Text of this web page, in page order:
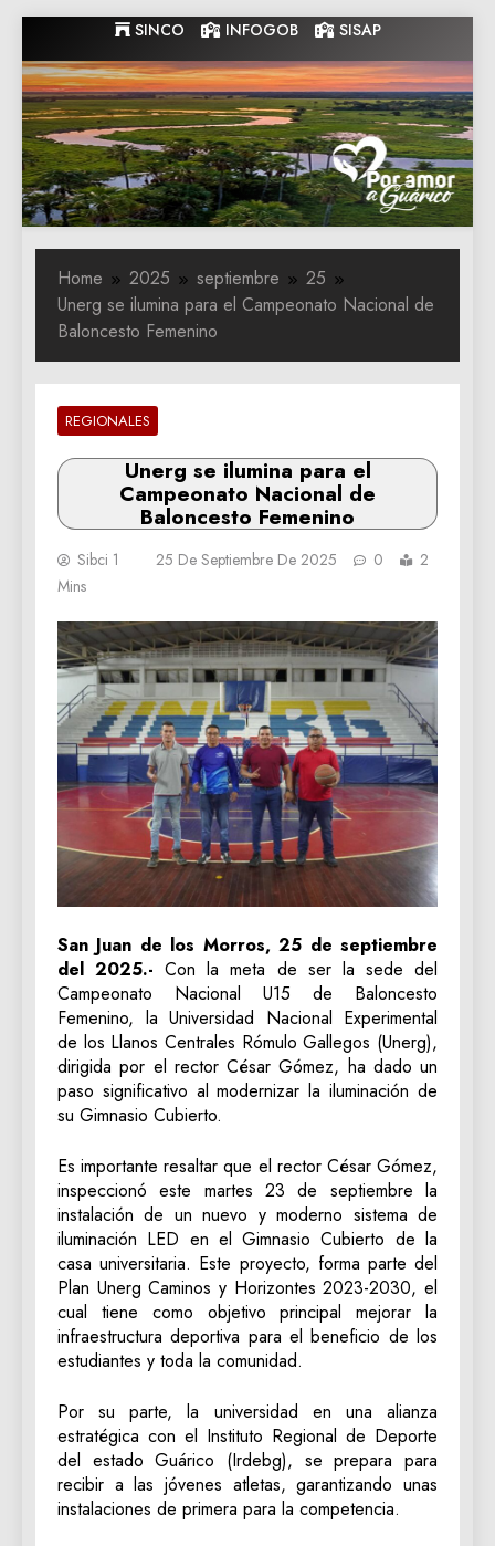
to
content
SINCO INFOGOB SISAP
Gobernacion
de Guarico
Gobernacion de Guarico
Home 2025 septiembre
25
Unerg se ilumina para el Campeonato Nacional de
Baloncesto Femenino
REGIONALES
Unerg se ilumina para el
Campeonato Nacional de
Baloncesto Femenino
Sibci 1 25 De Septiembre De 2025 0
2
Mins
San Juan de los Morros, 25 de septiembre
del 2025.-Con la meta de ser la sede del
Campeonato Nacional U15 de Baloncesto
Femenino, la Universidad Nacional Experimental
de los Llanos Centrales Rómulo Gallegos (Unerg),
dirigida por el rector César Gómez, ha dado un
paso significativo al modernizar la iluminación de
su Gimnasio Cubierto.
​Es importante resaltar que el rector César Gómez,
inspeccionó este martes 23 de septiembre la
instalación de un nuevo y moderno sistema de
iluminación LED en el Gimnasio Cubierto de la
casa universitaria. Este proyecto, forma parte del
Plan Unerg Caminos y Horizontes 2023-2030, el
cual tiene como objetivo principal mejorar la
infraestructura deportiva para el beneficio de los
estudiantes y toda la comunidad.
Por su parte, la universidad en una alianza
estratégica con el Instituto Regional de Deporte
del estado Guárico (Irdebg), se prepara para
recibir a las jóvenes atletas, garantizando unas
instalaciones de primera para la competencia.